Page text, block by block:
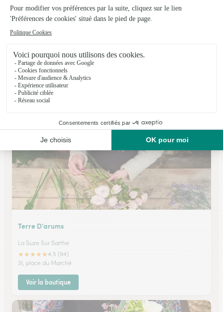
Eric Touchard Lmt
Arnage
★★★★★4.3 (100)
18 avenue nationale
Voir la boutique
Terre D’arums
La Suze Sur Sarthe
★★★★★4.5 (94)
31, place du Marché
Voir la boutique